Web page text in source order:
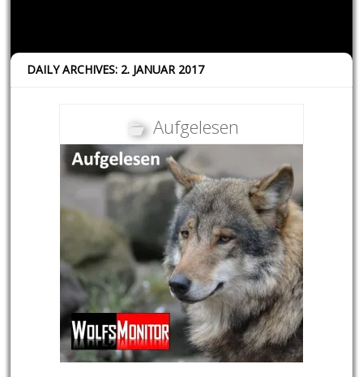
DAILY ARCHIVES: 2. JANUAR 2017
Aufgelesen